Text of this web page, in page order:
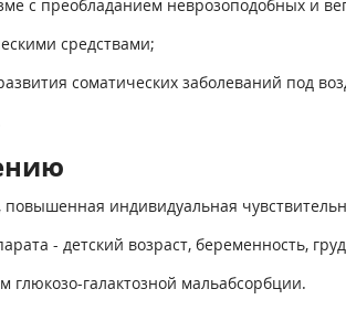
с преобладанием неврозоподобных и
средствами;
соматических заболеваний под
индивидуальная
- детский возраст, беременность,
глюкозо-галактозной мальабсорбции.